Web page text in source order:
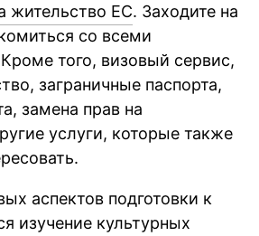
жительство ЕС. Заходите на
со всеми
того, визовый сервис,
заграничные паспорта,
замена прав на
услуги, которые также
аспектов подготовки к
изучение культурных